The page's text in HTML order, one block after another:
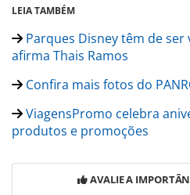
LEIA TAMBÉM
Parques Disney têm de
afirma Thais Ramos
Confira mais fotos do
ViagensPromo celebra
produtos e promoções
AVALIE A